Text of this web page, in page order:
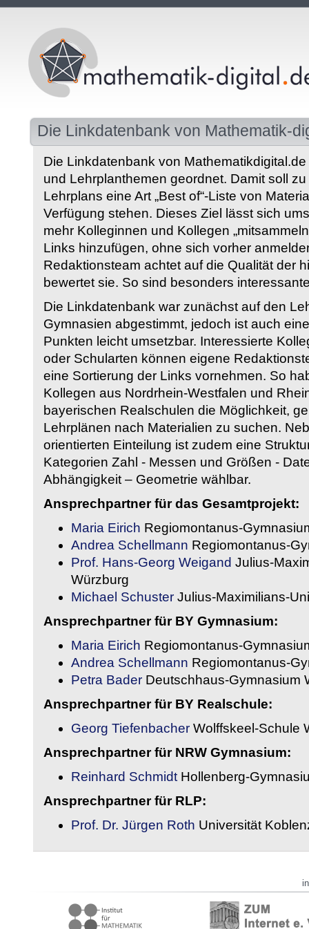
Die Linkdatenbank von Mathematik-
Die Linkdatenbank von
und Lehrplanthemen geordnet. Damit soll
Lehrplans eine Art „Best of“-Liste von
Verfügung stehen. Dieses Ziel lässt sich
mehr Kolleginnen und Kollegen
Links hinzufügen, ohne sich vorher
Redaktionsteam achtet auf die Qualität der
bewertet sie. So sind besonders
Die Linkdatenbank war zunächst auf den
Gymnasien abgestimmt, jedoch ist auch
Punkten leicht umsetzbar. Interessierte
oder Schularten können eigene
eine Sortierung der Links vornehmen. So
Kollegen aus Nordrhein-Westfalen und
bayerischen Realschulen die Möglichkeit,
Lehrplänen nach Materialien zu suchen.
orientierten Einteilung ist zudem eine
Kategorien Zahl - Messen und Größen -
Abhängigkeit – Geometrie wählbar.
Ansprechpartner für das Gesamtprojekt:
Maria Eirich Regiomontanus-
Andrea Schellmann Regiomontanus-
Prof. Hans-Georg Weigand Julius-
Würzburg
Michael Schuster Julius-Maximilians-
Ansprechpartner für BY Gymnasium:
Maria Eirich Regiomontanus-
Andrea Schellmann Regiomontanus-
Petra Bader Deutschhaus-Gymnasium
Ansprechpartner für BY Realschule:
Georg Tiefenbacher Wolffskeel-Schule
Ansprechpartner für NRW Gymnasium:
Reinhard Schmidt Hollenberg-
Ansprechpartner für RLP:
Prof. Dr. Jürgen Roth Universität